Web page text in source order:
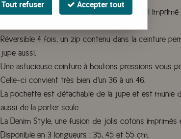
La sobriété d'un denim et l'élégance d'un bel imprimé
Réversible 4 fois, un zip contenu dans la ceinture
jupe aussi.
Une astucieuse ceinture à boutons pressions vous
Celle-ci convient très bien d'un 36 à un 46.
La pochette est détachable de la jupe et est munie
aussi de la porter seule.
La Denim Style, une fusion de jolis cotons imprimés
Disponible en 3 longueurs : 35, 45 et 55 cm.
Tout refuser Accepter tout